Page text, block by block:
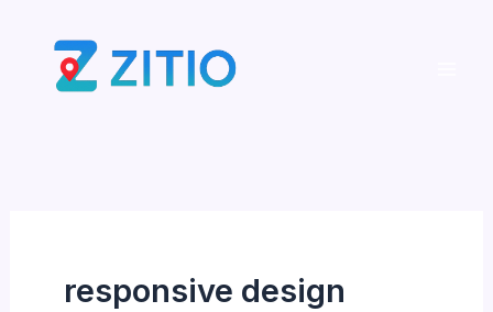
contenido
responsive design